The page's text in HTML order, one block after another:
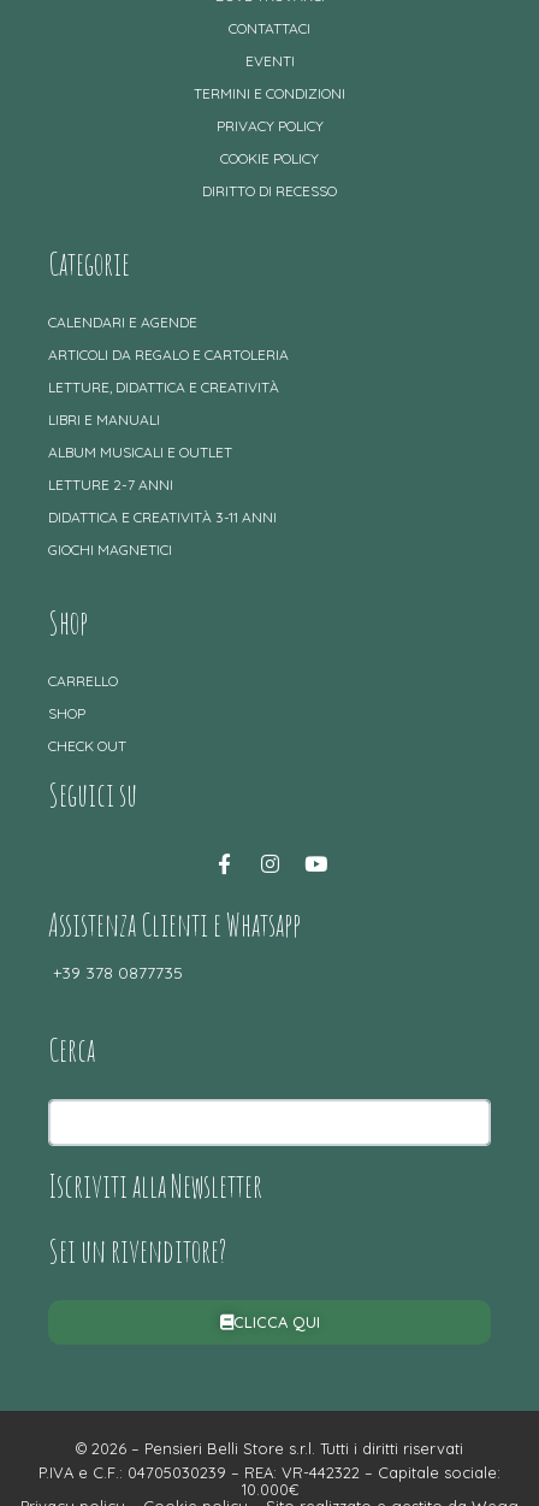
CONTATTACI
EVENTI
TERMINI E CONDIZIONI
PRIVACY POLICY
COOKIE POLICY
DIRITTO DI RECESSO
Categorie
CALENDARI E AGENDE
ARTICOLI DA REGALO E CARTOLERIA
LETTURE, DIDATTICA E CREATIVITÀ
LIBRI E MANUALI
ALBUM MUSICALI E OUTLET
LETTURE 2-7 ANNI
DIDATTICA E CREATIVITÀ 3-11 ANNI
GIOCHI MAGNETICI
Shop
CARRELLO
SHOP
CHECK OUT
Seguici su
Assistenza Clienti e Whatsapp
+39 378 0877735
Cerca
Iscriviti alla Newsletter
Sei un rivenditore?
CLICCA QUI
© 2026 – Pensieri Belli Store s.r.l. Tutti i diritti riservati
P.IVA e C.F.: 04705030239 – REA: VR-442322 – Capitale sociale:
10.000€